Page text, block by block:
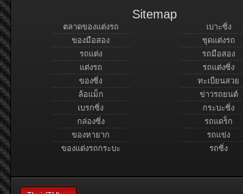
Sitemap
ตลาดของแต่งรถ
ของมือสอง
รถแต่ง
แต่งรถ
ของซิ่ง
ล้อแม็ก
เบรกซิ่ง
กล่องซิ่ง
ของหายาก
ของแต่งรถกระบะ
เบาะซิ่ง
ชุดแต่งรถ
รถมือสอง
รถแต่งซิ่ง
ทะเบียนสวย
ข่าวรถยนต์
กระบะซิ่ง
รถแดร็ก
รถแข่ง
รถซิ่ง